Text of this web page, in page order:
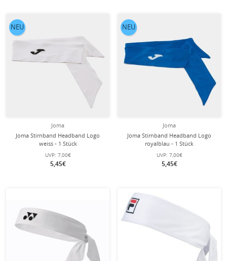
Joma
Joma Stirnband Headband Logo
weiss - 1 Stück
UVP: 7,00€
5,45€
NEU
Joma
Joma Stirnband Headband Logo
royalblau - 1 Stück
UVP: 7,00€
5,45€
NEU